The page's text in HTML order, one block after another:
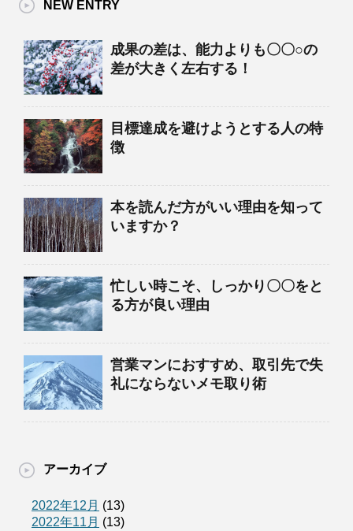
NEW ENTRY
成果の差は、能力よりも〇〇○の
差が大きく左右する！
目標達成を避けようとする人の特
徴
本を読んだ方がいい理由を知って
いますか？
忙しい時こそ、しっかり〇〇をと
る方が良い理由
営業マンにおすすめ、取引先で失
礼にならないメモ取り術
アーカイブ
2022年12月 (13)
2022年11月 (13)